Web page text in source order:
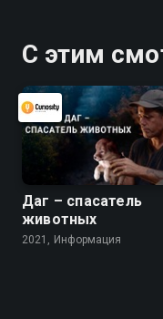
С этим
Даг – спасатель
животных
2021, Информация